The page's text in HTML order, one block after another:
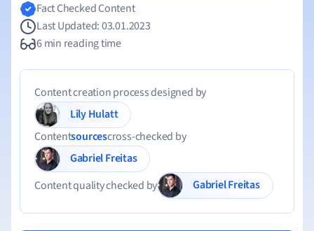
Fact Checked Content
Last Updated: 03.01.2023
6 min reading time
Content creation process designed by
Lily Hulatt
Contentsourcescross-checked by
Gabriel Freitas
Content quality checked by
Gabriel Freitas